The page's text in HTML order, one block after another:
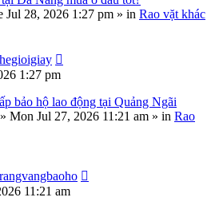
Jul 28, 2026 1:27 pm » in Rao vặt khác
1:27 pm
bảo hộ lao động tại Quảng Ngãi
» Mon Jul 27, 2026 11:21 am » in Rao
11:21 am